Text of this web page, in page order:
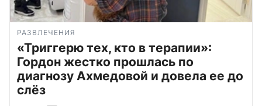
РАЗВЛЕЧЕНИЯ
«Триггерю тех, кто в терапии»:
Гордон жестко прошлась по
диагнозу Ахмедовой и довела ее до
слёз